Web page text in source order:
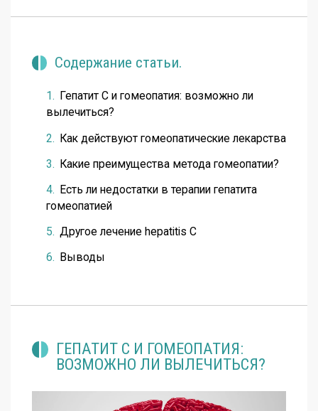
Содержание статьи.
Гепатит С и гомеопатия: возможно ли
вылечиться?
Как действуют гомеопатические лекарства
Какие преимущества метода гомеопатии?
Есть ли недостатки в терапии гепатита
гомеопатией
Другое лечение hepatitis C
Выводы
ГЕПАТИТ С И ГОМЕОПАТИЯ:
ВОЗМОЖНО ЛИ ВЫЛЕЧИТЬСЯ?